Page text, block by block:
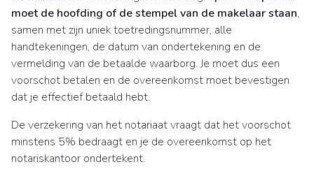
moet de hoofding of de stempel van de makelaar staan,
samen met zijn uniek toetredingsnummer, alle
handtekeningen, de datum van ondertekening en de
vermelding van de betaalde waarborg. Je moet dus een
voorschot betalen en de overeenkomst moet bevestigen
dat je effectief betaald hebt.
De verzekering van het notariaat vraagt dat het voorschot
minstens 5% bedraagt en je de overeenkomst op het
notariskantoor ondertekent.